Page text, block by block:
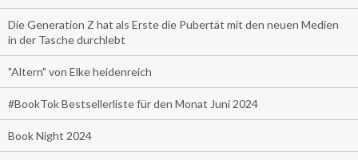
Die Generation Z hat als Erste die Pubertät mit den neuen Medien
in der Tasche durchlebt
"Altern" von Elke heidenreich
#BookTok Bestsellerliste für den Monat Juni 2024
Book Night 2024